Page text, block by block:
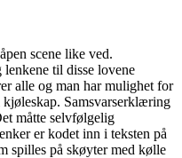
scene like ved.
til disse lovene
alle og man har mulighet for
kjøleskap. Samsvarserklæring
måtte selvfølgelig
er kodet inn i teksten på
spilles på skøyter med kølle